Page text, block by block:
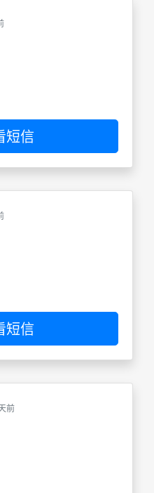
短信
短信
前